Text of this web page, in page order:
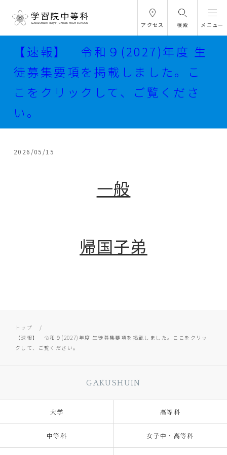
アクセス 検索 メニュー
トップ
【速報】 令和９(2027)年度 生徒募集要項を掲載しました。ここをクリッ
クして、ご覧ください。
【速報】 令和９(2027)年度 生
徒募集要項を掲載しました。こ
こをクリックして、ご覧くださ
い。
2026/05/15
一般
帰国子弟
GAKUSHUIN
大学 高等科
中等科 女子中・高等科